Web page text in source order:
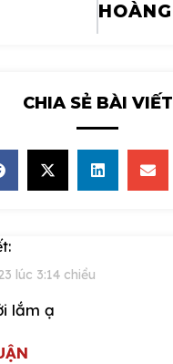
lúc 3:14 chiều
lắm ạ
CHIA SẺ BÀI VIẾT